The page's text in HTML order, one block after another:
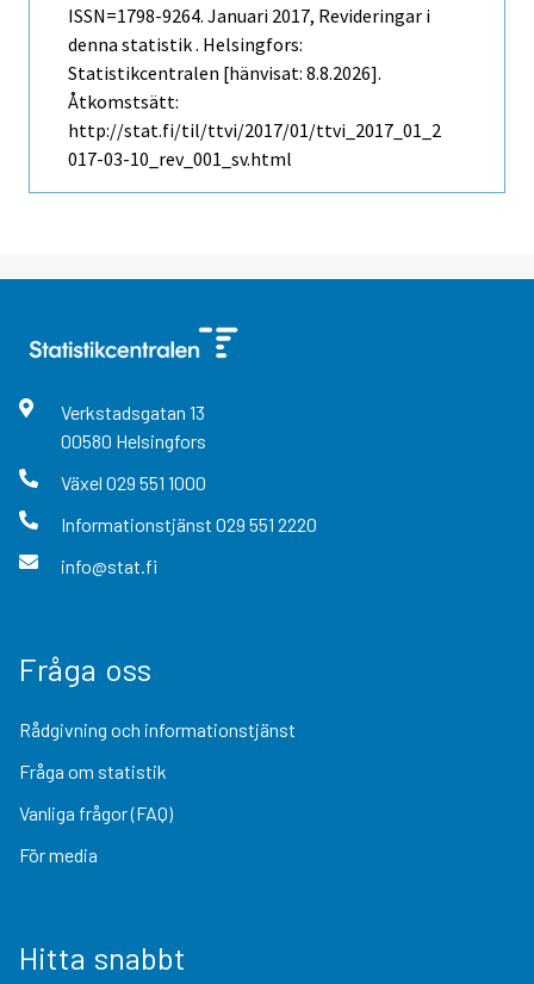
ISSN=1798-9264. Januari 2017, Revideringar i
denna statistik . Helsingfors:
Statistikcentralen [hänvisat: 8.8.2026].
Åtkomstsätt:
http://stat.fi/til/ttvi/2017/01/ttvi_2017_01_2
017-03-10_rev_001_sv.html
Verkstadsgatan 13
00580 Helsingfors
Växel 029 551 1000
Informationstjänst 029 551 2220
info@stat.fi
Fråga oss
Rådgivning och informationstjänst
Fråga om statistik
Vanliga frågor (FAQ)
För media
Hitta snabbt